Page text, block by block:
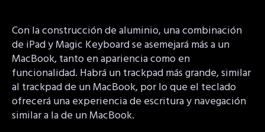
Con la construcción de aluminio, una combinación
de iPad y Magic Keyboard se asemejará más a un
MacBook, tanto en apariencia como en
funcionalidad. Habrá un trackpad más grande, similar
al trackpad de un MacBook, por lo que el teclado
ofrecerá una experiencia de escritura y navegación
similar a la de un MacBook.